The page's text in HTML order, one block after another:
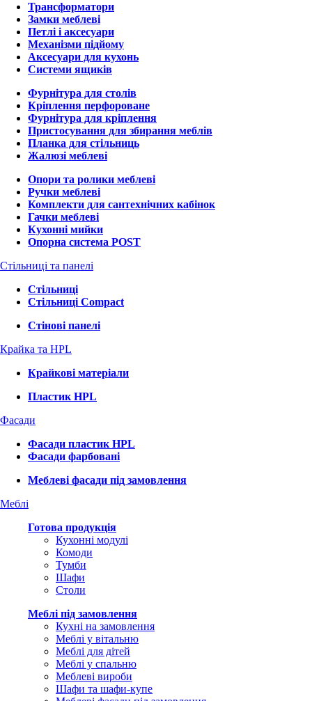
Трансформатори
Замки меблеві
Петлі і аксесуари
Механізми підйому
Аксесуари для кухонь
Системи ящиків
Фурнітура для столів
Кріплення перфороване
Фурнітура для кріплення
Пристосування для збирання меблів
Планка для стільниць
Жалюзі меблеві
Опори та ролики меблеві
Ручки меблеві
Комплекти для сантехнічних кабінок
Гачки меблеві
Кухонні мийки
Опорна система POST
Стільниці та панелі
Стільниці
Стільниці Compact
Стінові панелі
Крайка та HPL
Крайкові матеріали
Пластик HPL
Фасади
Фасади пластик HPL
Фасади фарбовані
Меблеві фасади під замовлення
Меблі
Готова продукція
Кухонні модулі
Комоди
Тумби
Шафи
Столи
Меблі під замовлення
Кухні на замовлення
Меблі у вітальню
Меблі для дітей
Меблі у спальню
Меблеві вироби
Шафи та шафи-купе